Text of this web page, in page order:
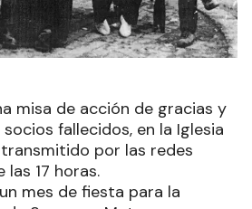
misa de acción de gracias y
fallecidos, en la Iglesia
por las redes
17 horas.
mes de fiesta para la